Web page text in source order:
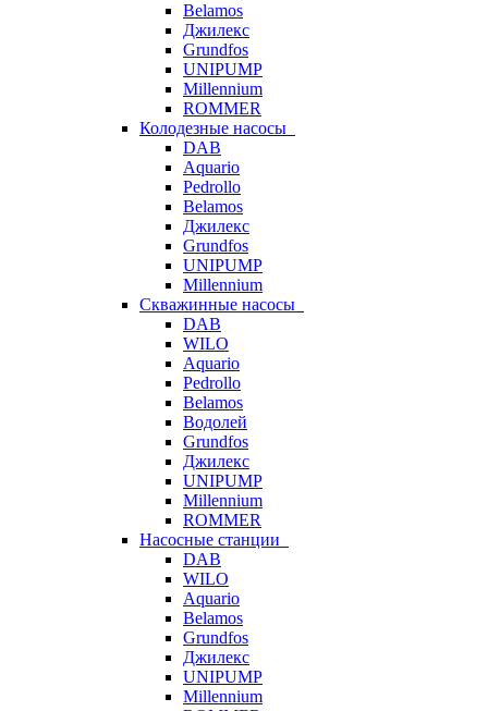
Belamos
Джилекс
Grundfos
UNIPUMP
Millennium
ROMMER
Колодезные насосы
DAB
Aquario
Pedrollo
Belamos
Джилекс
Grundfos
UNIPUMP
Millennium
Скважинные насосы
DAB
WILO
Aquario
Pedrollo
Belamos
Водолей
Grundfos
Джилекс
UNIPUMP
Millennium
ROMMER
Насосные станции
DAB
WILO
Aquario
Belamos
Grundfos
Джилекс
UNIPUMP
Millennium